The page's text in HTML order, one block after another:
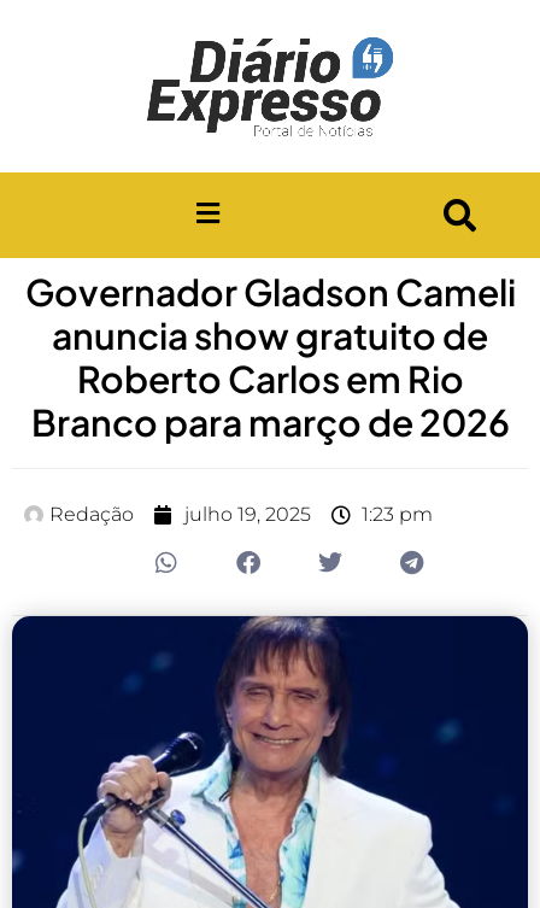
Governador Gladson Cameli
anuncia show gratuito de
Roberto Carlos em Rio
Branco para março de 2026
Redação julho 19, 2025 1:23 pm